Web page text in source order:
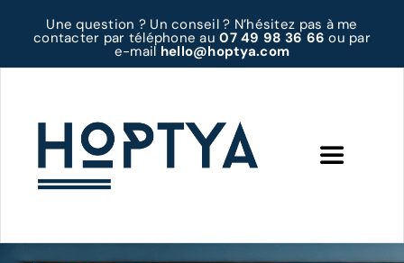
contenu
Une question ? Un conseil ? N’hésitez pas à me
contacter par téléphone au07 49 98 36 66 ou par
e-mail hello@hoptya.com
Toggle